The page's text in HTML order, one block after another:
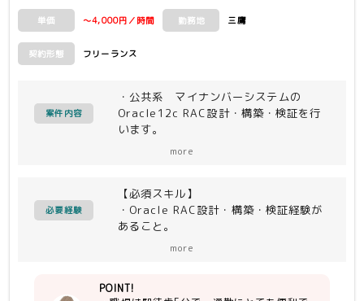
単価 ～4,000円／時間 勤務地 三鷹
契約形態 フリーランス
案件内容
・公共系 マイナンバーシステムの
Oracle12c RAC設計・構築・検証を行
います。
・Linux(Apache,Tomcat等含む)
・Oracle12c RAC
・JP1
more
必要経験
【必須スキル】
・Oracle RAC設計・構築・検証経験が
あること。
more
POINT!